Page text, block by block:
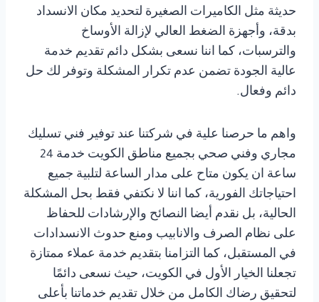
حديثة مثل الكاميرات الصغيرة لتحديد مكان الانسداد
بدقة، وأجهزة الضغط العالي لإزالة الأوساخ
والترسبات، كما اننا نسعى بشكل دائم تقديم خدمة
عالية الجودة تضمن عدم تكرار المشكلة وتوفر لك حل
دائم وفعال.
واهم ما حرصنا علية في شركتنا عند توفير فني تسليك
مجاري وفني صحي بجميع مناطق الكويت خدمة 24
ساعة ان يكون متاح على مدار الساعة لتلبية جميع
احتياجاتك الفورية، كما اننا لا نكتفي فقط بحل المشكلة
الحالية، بل نقدم أيضا النصائح والإرشادات للحفاظ
على نظام الصرف والانابيب ومنع حدوث الانسدادات
في المستقبل، كما التزامنا بتقديم خدمة عملاء ممتازة
تجعلنا الخيار الأول في الكويت، حيث نسعى دائمًا
لتحقيق رضاك الكامل من خلال تقديم خدماتنا بأعلى